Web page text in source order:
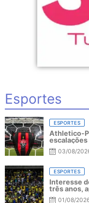
Esportes
ESPORTES
Athletico-
03/08/
ESPORTES
Interesse
três anos,
01/08/